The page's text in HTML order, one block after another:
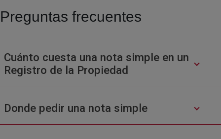
Preguntas frecuentes
Cuánto cuesta una nota simple en un
Registro de la Propiedad
Donde pedir una nota simple